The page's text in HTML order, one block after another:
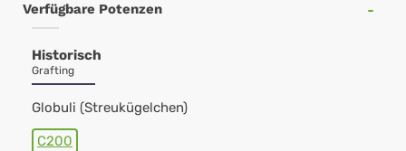
Verfügbare Potenzen
Historisch
Grafting
Globuli (Streukügelchen)
C200